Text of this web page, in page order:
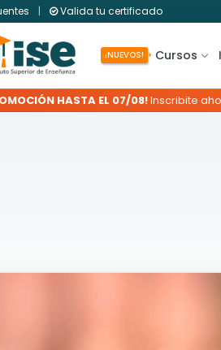
| Valida tu certificado
¡NUEVOS! Cursos
HASTA EL 07/08!Inscribite